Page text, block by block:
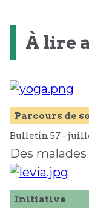
À lire
Parcours de
Bulletin 57 -
Des
Initiative